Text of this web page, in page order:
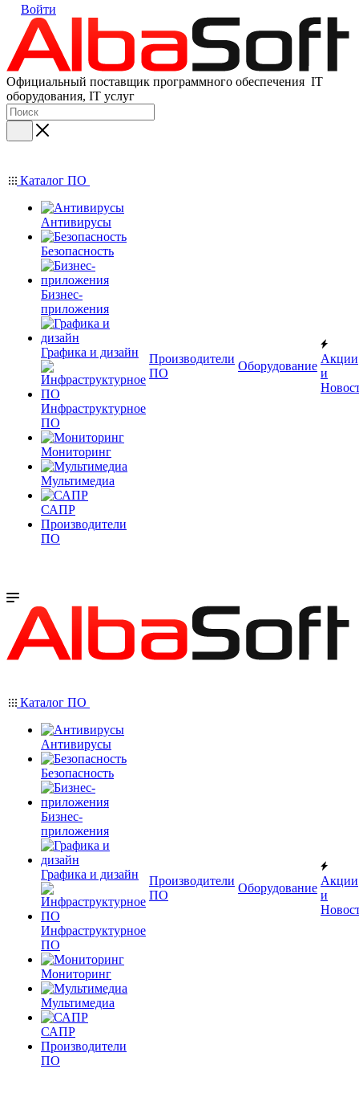
Войти
Официальный поставщик программного обеспечения IT
оборудования, IT услуг
Каталог ПО
Антивирусы
Безопасность
Бизнес-
приложения
Графика и дизайн
Инфраструктурное
ПО
Мониторинг
Мультимедиа
САПР
Производители
ПО
Производители
ПО
Оборудование
Акции
и
Каталог ПО
Антивирусы
Безопасность
Бизнес-
приложения
Графика и дизайн
Инфраструктурное
ПО
Мониторинг
Мультимедиа
САПР
Производители
ПО
Производители
ПО
Оборудование
Акции
и